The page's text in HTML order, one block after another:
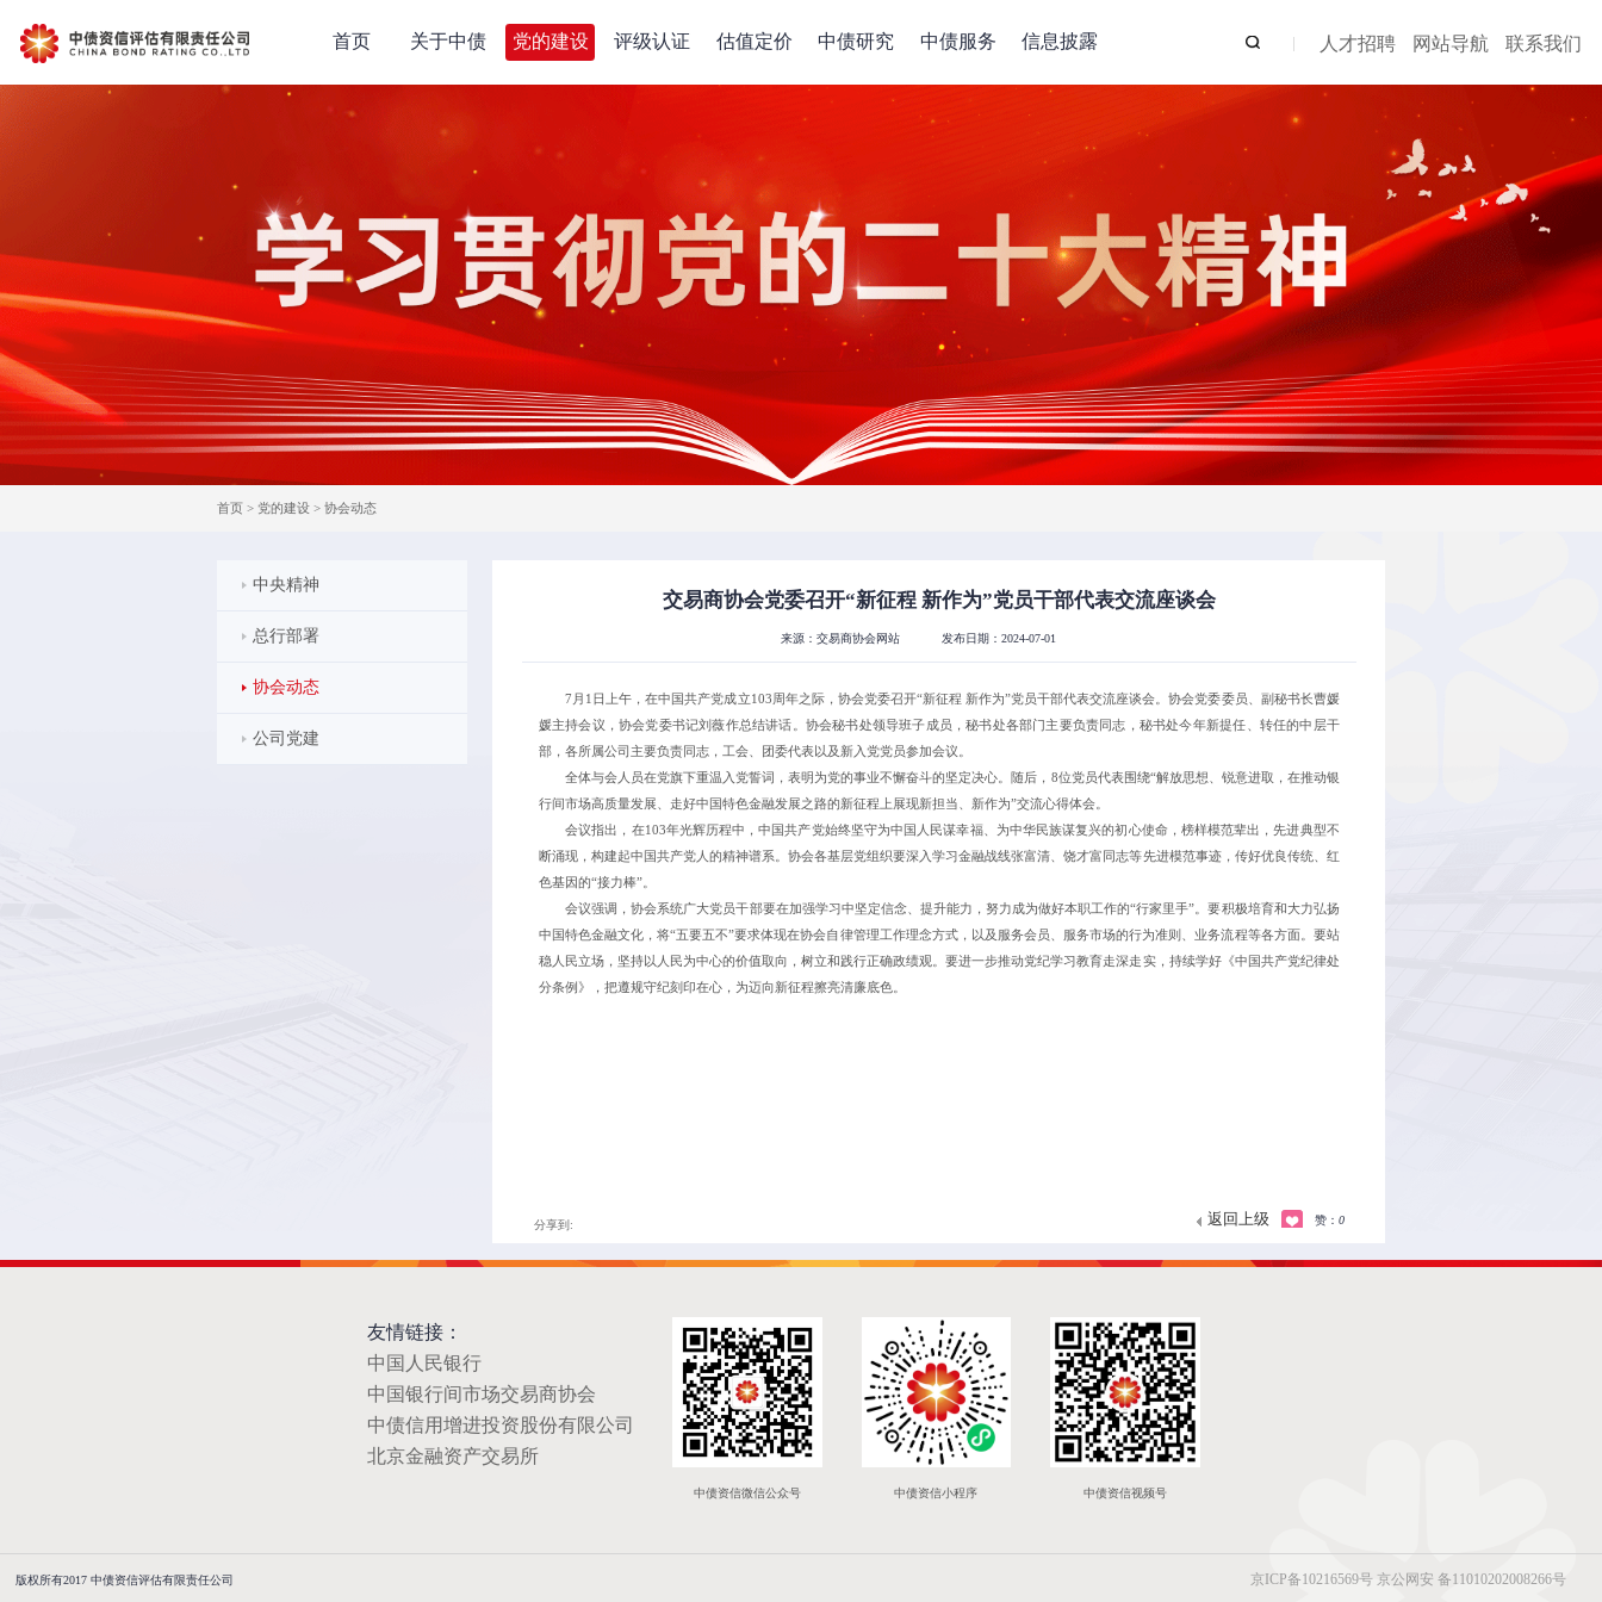
首页 关于中债 党的建设 评级认证 估值定价 中债研究 中债服务 信息披露 人才招聘 网站导航 联系我们
首页 > 党的建设 > 协会动态
中央精神
总行部署
协会动态
公司党建
交易商协会党委召开“新征程 新作为”党员干部代表交流座谈会
来源：交易商协会网站 发布日期：2024-07-01
7月1日上午，在中国共产党成立103周年之际，协会党委召开“新征程 新作为”党员干部代表交流座谈会。协会党委委员、副秘书长曹媛
媛主持会议，协会党委书记刘薇作总结讲话。协会秘书处领导班子成员，秘书处各部门主要负责同志，秘书处今年新提任、转任的中层干
部，各所属公司主要负责同志，工会、团委代表以及新入党党员参加会议。
全体与会人员在党旗下重温入党誓词，表明为党的事业不懈奋斗的坚定决心。随后，8位党员代表围绕“解放思想、锐意进取，在推动银
行间市场高质量发展、走好中国特色金融发展之路的新征程上展现新担当、新作为”交流心得体会。
会议指出，在103年光辉历程中，中国共产党始终坚守为中国人民谋幸福、为中华民族谋复兴的初心使命，榜样模范辈出，先进典型不
断涌现，构建起中国共产党人的精神谱系。协会各基层党组织要深入学习金融战线张富清、饶才富同志等先进模范事迹，传好优良传统、红
色基因的“接力棒”。
会议强调，协会系统广大党员干部要在加强学习中坚定信念、提升能力，努力成为做好本职工作的“行家里手”。要积极培育和大力弘扬
中国特色金融文化，将“五要五不”要求体现在协会自律管理工作理念方式，以及服务会员、服务市场的行为准则、业务流程等各方面。要站
稳人民立场，坚持以人民为中心的价值取向，树立和践行正确政绩观。要进一步推动党纪学习教育走深走实，持续学好《中国共产党纪律处
分条例》，把遵规守纪刻印在心，为迈向新征程擦亮清廉底色。
分享到: 返回上级 赞： 0
友情链接：
中国人民银行
中国银行间市场交易商协会
中债信用增进投资股份有限公司
北京金融资产交易所
中债资信微信公众号 中债资信小程序 中债资信视频号
版权所有2017 中债资信评估有限责任公司 京ICP备10216569号 京公网安 备11010202008266号